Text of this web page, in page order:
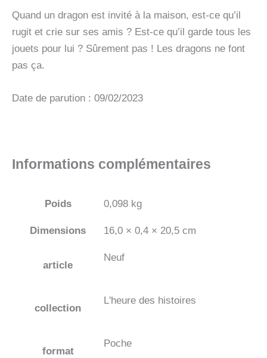
Quand un dragon est invité à la maison, est-ce qu’il
rugit et crie sur ses amis ? Est-ce qu’il garde tous les
jouets pour lui ? Sûrement pas ! Les dragons ne font
pas ça.
Date de parution : 09/02/2023
Informations complémentaires
Poids 0,098 kg
Dimensions 16,0 × 0,4 × 20,5 cm
article
Neuf
collection
L'heure des histoires
format
Poche